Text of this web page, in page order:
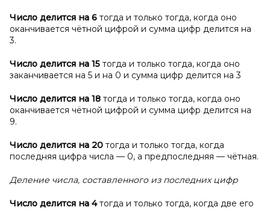
Число делится на 6 тогда и только тогда, когда оно
оканчивается чётной цифрой и сумма цифр делится на
3.
Число делится на 15 тогда и только тогда, когда оно
заканчивается на 5 и на 0 и сумма цифр делится на 3
Число делится на 18 тогда и только тогда, когда оно
оканчивается чётной цифрой и сумма цифр делится на
9.
Число делится на 20 тогда и только тогда, когда
последняя цифра числа — 0, а предпоследняя — чётная.
Деление числа, составленного из последних цифр
Число делится на 4тогда и только тогда, когда две его